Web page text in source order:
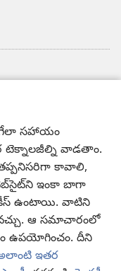
సహాయం
టెక్నాలజీల్ని వాడతాం.
కావాలి,
ఇంకా బాగా
ఉంటాయి. వాటిని
ఆ సమాచారంలో
ఉపయోగించం. దీని
అలాంటి ఇతర